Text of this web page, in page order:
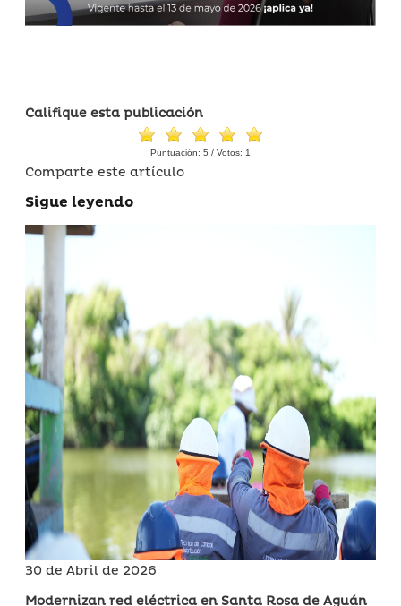
Califique esta publicación
Puntuación: 5 / Votos: 1
Comparte este artículo
Sigue leyendo
30 de Abril de 2026
Modernizan red eléctrica en Santa Rosa de Aguán